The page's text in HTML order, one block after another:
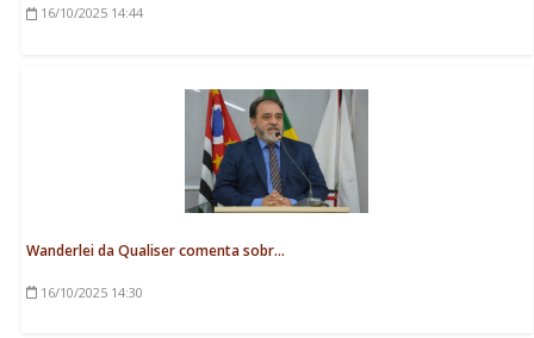
16/10/2025 14:44
Wanderlei da Qualiser comenta sobr...
16/10/2025 14:30